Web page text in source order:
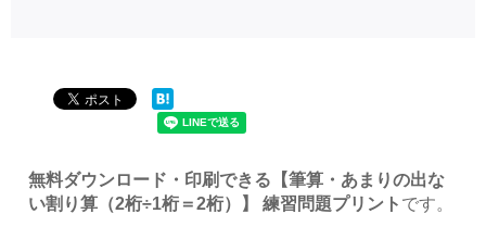
無料ダウンロード・印刷できる【筆算・あまりの出な
い割り算（2桁÷1桁＝2桁）】 練習問題プリント です。